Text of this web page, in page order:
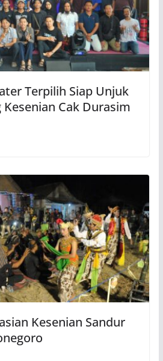
Terpilih Siap Unjuk
Kesenian Cak Durasim
Kesenian Sandur